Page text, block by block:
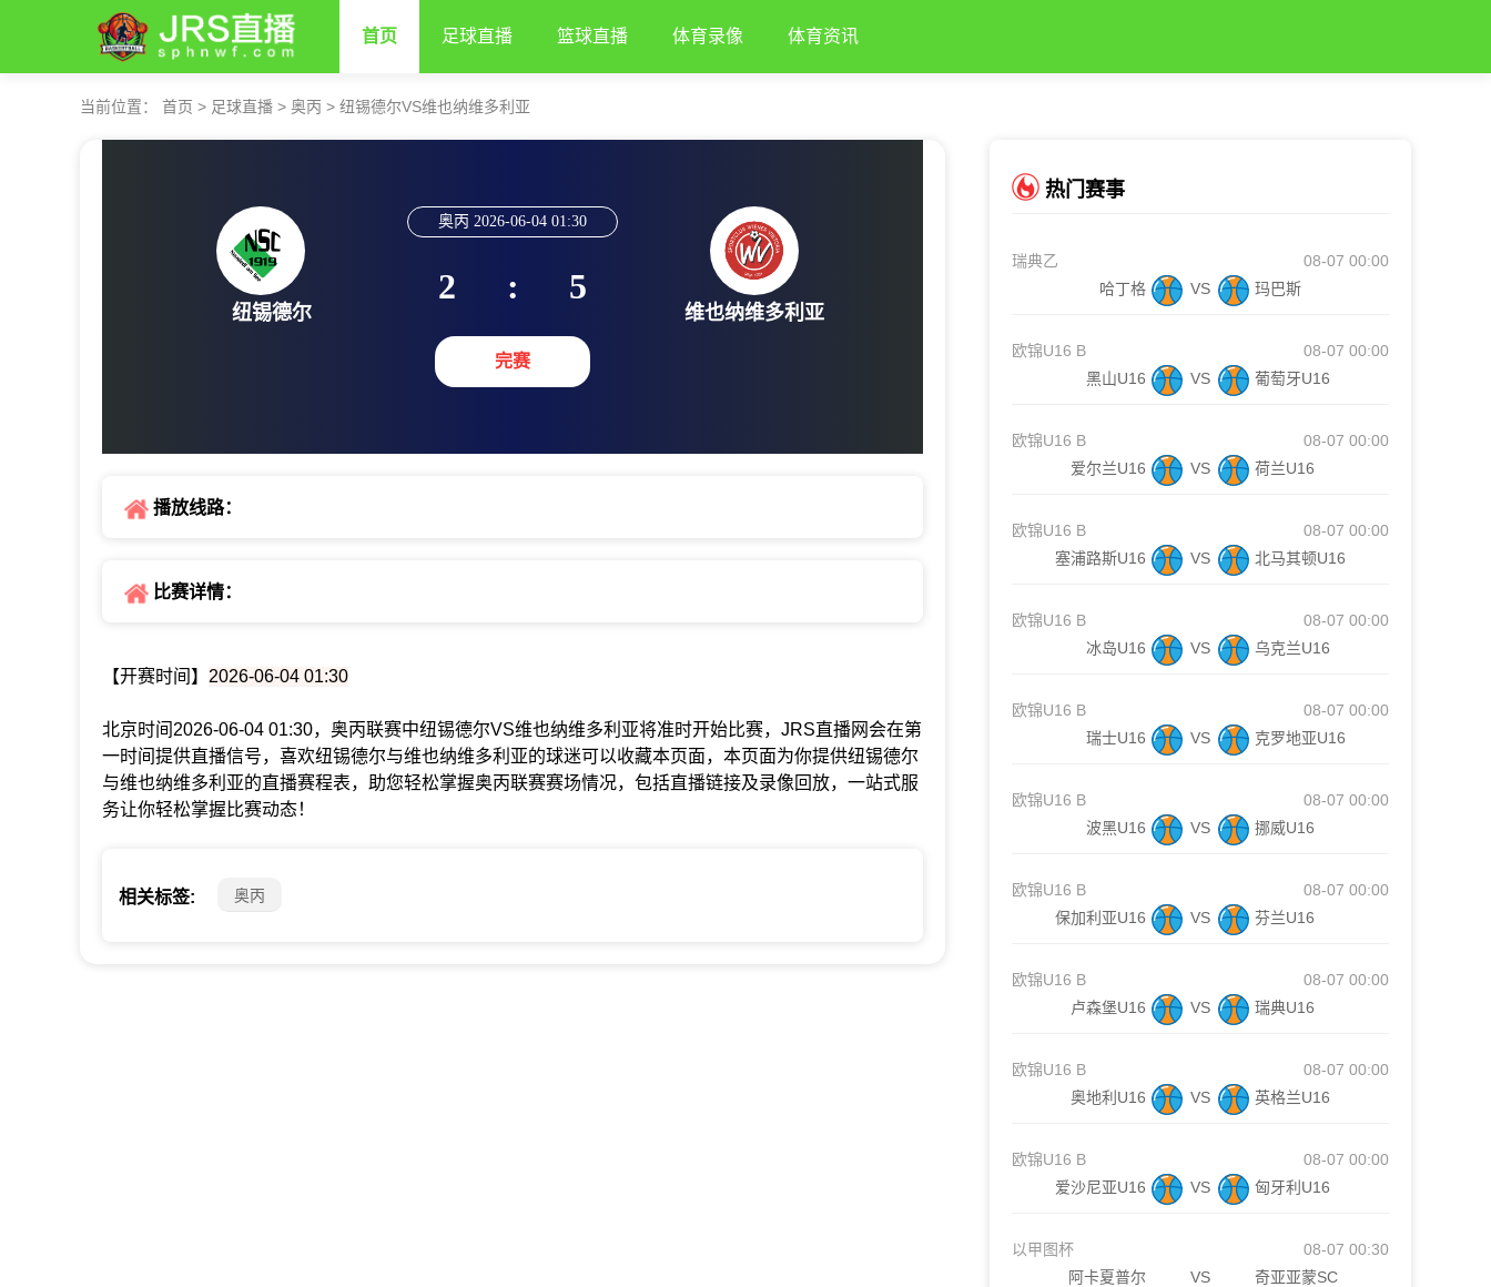
首页 足球直播 篮球直播 体育录像 体育资讯
当前位置： 首页 > 足球直播 > 奥丙 > 纽锡德尔VS维也纳维多利亚
纽锡德尔
奥丙 2026-06-04 01:30
2 : 5
完赛
维也纳维多利亚
播放线路：
比赛详情：
【开赛时间】 2026-06-04 01:30
北京时间2026-06-04 01:30，奥丙联赛中纽锡德尔VS维也纳维多利亚将准时开始比赛，JRS直播网会在第
一时间提供直播信号，喜欢纽锡德尔与维也纳维多利亚的球迷可以收藏本页面，本页面为你提供纽锡德尔
与维也纳维多利亚的直播赛程表，助您轻松掌握奥丙联赛赛场情况，包括直播链接及录像回放，一站式服
务让你轻松掌握比赛动态！
相关标签: 奥丙
热门赛事
瑞典乙
08-07 00:00
哈丁格
VS 玛巴斯
欧锦U16 B
08-07 00:00
黑山U16
VS 葡萄牙U16
欧锦U16 B
08-07 00:00
爱尔兰U16
VS 荷兰U16
欧锦U16 B
08-07 00:00
塞浦路斯U16
VS 北马其顿U16
欧锦U16 B
08-07 00:00
冰岛U16
VS 乌克兰U16
欧锦U16 B
08-07 00:00
瑞士U16
VS 克罗地亚U16
欧锦U16 B
08-07 00:00
波黑U16
VS 挪威U16
欧锦U16 B
08-07 00:00
保加利亚U16
VS 芬兰U16
欧锦U16 B
08-07 00:00
卢森堡U16
VS 瑞典U16
欧锦U16 B
08-07 00:00
奥地利U16
VS 英格兰U16
欧锦U16 B
08-07 00:00
爱沙尼亚U16
VS 匈牙利U16
以甲图杯
08-07 00:30
阿卡夏普尔
VS 奇亚亚蒙SC